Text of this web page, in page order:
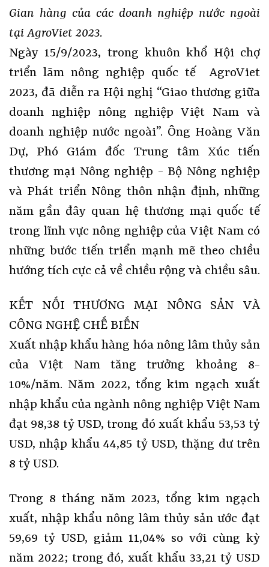
Gian hàng của các doanh nghiệp nước ngoài
tại AgroViet 2023.
Ngày 15/9/2023, trong khuôn khổ Hội chợ
triển lãm nông nghiệp quốc tế AgroViet
2023, đã diễn ra Hội nghị “Giao thương giữa
doanh nghiệp nông nghiệp Việt Nam và
doanh nghiệp nước ngoài”. Ông Hoàng Văn
Dự, Phó Giám đốc Trung tâm Xúc tiến
thương mại Nông nghiệp - Bộ Nông nghiệp
và Phát triển Nông thôn nhận định, những
năm gần đây quan hệ thương mại quốc tế
trong lĩnh vực nông nghiệp của Việt Nam có
những bước tiến triển mạnh mẽ theo chiều
hướng tích cực cả về chiều rộng và chiều sâu.
KẾT NỐI THƯƠNG MẠI NÔNG SẢN VÀ
CÔNG NGHỆ CHẾ BIẾN
Xuất nhập khẩu hàng hóa nông lâm thủy sản
của Việt Nam tăng trưởng khoảng 8-
10%/năm. Năm 2022, tổng kim ngạch xuất
nhập khẩu của ngành nông nghiệp Việt Nam
đạt 98,38 tỷ USD, trong đó xuất khẩu 53,53 tỷ
USD, nhập khẩu 44,85 tỷ USD, thặng dư trên
8 tỷ USD.
Trong 8 tháng năm 2023, tổng kim ngạch
xuất, nhập khẩu nông lâm thủy sản ước đạt
59,69 tỷ USD, giảm 11,04% so với cùng kỳ
năm 2022; trong đó, xuất khẩu 33,21 tỷ USD